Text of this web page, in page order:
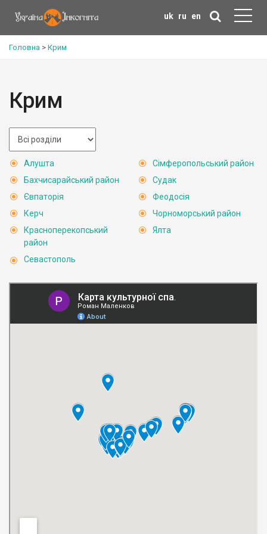
uk ru en
Головна > Крим
Крим
Алушта
Бахчисарайський район
Євпаторія
Керч
Красноперекопський
район
Севастополь
Сімферопольський район
Судак
Феодосія
Чорноморський район
Ялта